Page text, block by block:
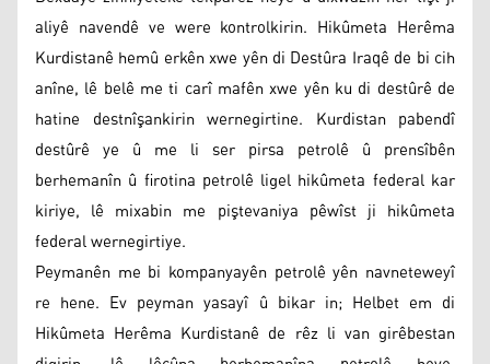
aliyê navendê ve were kontrolkirin. Hikûmeta Herêma
Kurdistanê hemû erkên xwe yên di Destûra Iraqê de bi cih
anîne, lê belê me ti carî mafên xwe yên ku di destûrê de
hatine destnîşankirin wernegirtine. Kurdistan pabendî
destûrê ye û me li ser pirsa petrolê û prensîbên
berhemanîn û firotina petrolê ligel hikûmeta federal kar
kiriye, lê mixabin me piştevaniya pêwîst ji hikûmeta
federal wernegirtiye.
Peymanên me bi kompanyayên petrolê yên navneteweyî
re hene. Ev peyman yasayî û bikar in; Helbet em di
Hikûmeta Herêma Kurdistanê de rêz li van girêbestan